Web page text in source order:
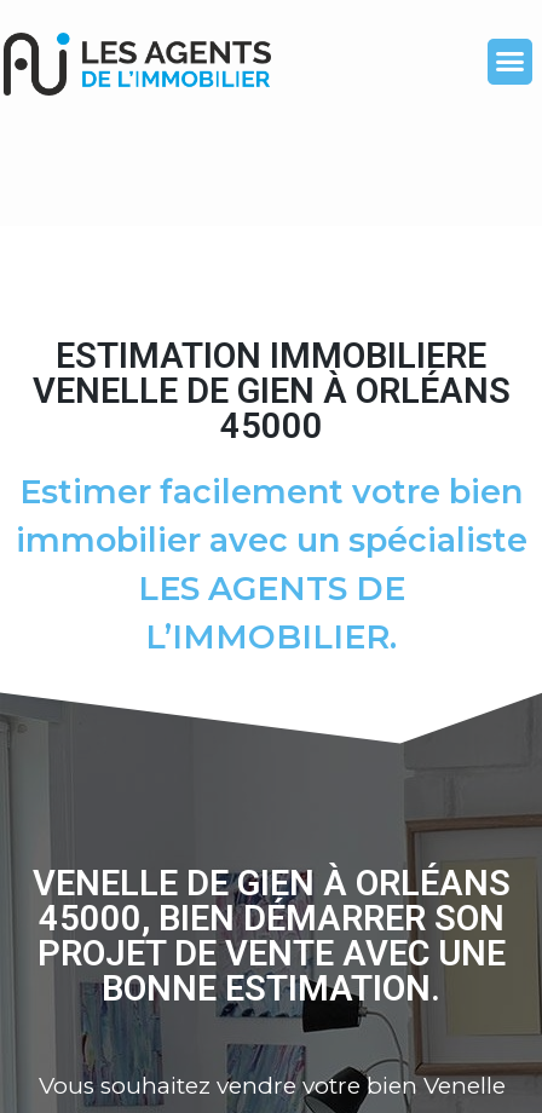
ESTIMATION IMMOBILIERE
VENELLE DE GIEN À ORLÉANS
45000
Estimer facilement votre bien
immobilier avec un spécialiste
LES AGENTS DE
L’IMMOBILIER.
VENELLE DE GIEN À ORLÉANS
45000, BIEN DÉMARRER SON
PROJET DE VENTE AVEC UNE
BONNE ESTIMATION.
Vous souhaitez vendre votre bien Venelle